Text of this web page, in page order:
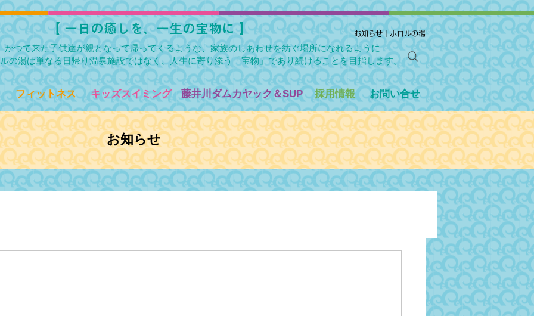
​【 一日の癒しを、一生の宝物に 】
かつて来た子供達が親となって帰ってくるような、家族のしあわせを紡ぐ場所になれるように
の湯は単なる日帰り温泉施設ではなく、人生に寄り添う「宝物」であり続けることを目指します。
キッズスイミング
フィットネス 藤井川ダムカヤック＆SUP 採用情報 お問い合せ
お知らせ｜ホロルの湯
お知らせ